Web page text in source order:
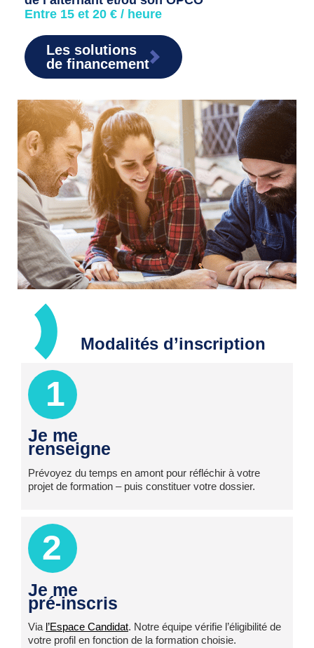
Entre 15 et 20 € / heure
Les solutions
de financement
Modalités d’inscription
1
Je me
renseigne
Prévoyez du temps en amont pour réfléchir à votre
projet de formation – puis constituer votre dossier.
2
Je me
pré-inscris
Via l’Espace Candidat. Notre équipe vérifie l’éligibilité de
votre profil en fonction de la formation choisie.